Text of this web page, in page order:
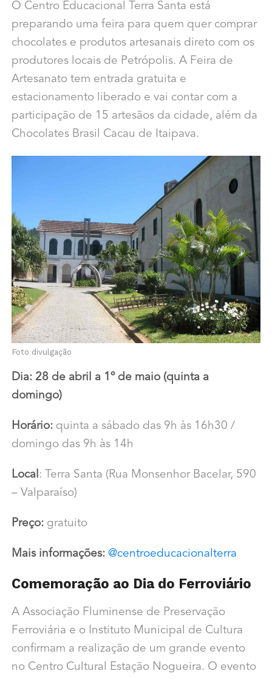
O Centro Educacional Terra Santa está
preparando uma feira para quem quer comprar
chocolates e produtos artesanais direto com os
produtores locais de Petrópolis. A Feira de
Artesanato tem entrada gratuita e
estacionamento liberado e vai contar com a
participação de 15 artesãos da cidade, além da
Chocolates Brasil Cacau de Itaipava.
Foto divulgação
Dia: 28 de abril a 1º de maio (quinta a
domingo)
Horário:quinta a sábado das 9h às 16h30 /
domingo das 9h às 14h
Local: Terra Santa (Rua Monsenhor Bacelar, 590
– Valparaíso)
Preço: gratuito
Mais informações: @centroeducacionalterra
Comemoração ao Dia do Ferroviário
A Associação Fluminense de Preservação
Ferroviária e o Instituto Municipal de Cultura
confirmam a realização de um grande evento
no Centro Cultural Estação Nogueira. O evento